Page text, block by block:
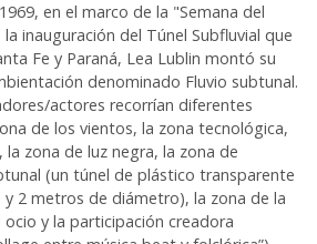
en el marco de la "Semana del
inauguración del Túnel Subfluvial que
Fe y Paraná, Lea Lublin montó su
denominado Fluvio subtunal.
actores recorrían diferentes
de los vientos, la zona tecnológica,
zona de luz negra, la zona de
(un túnel de plástico transparente
2 metros de diámetro), la zona de la
y la participación creadora